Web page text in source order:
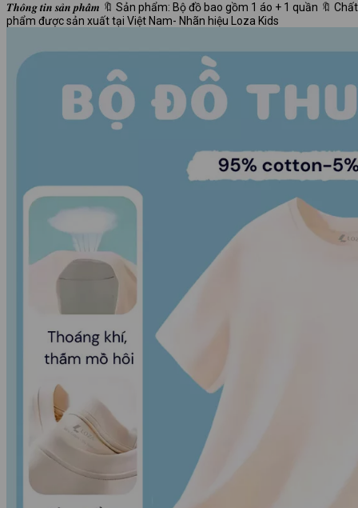
𝑻𝒉𝒐̂𝒏𝒈 𝒕𝒊𝒏 𝒔𝒂̉𝒏 𝒑𝒉𝒂̂̉𝒎 🔖 Sản phẩm: Bộ đồ bao gồm 1 áo + 1 quần 🔖
phẩm được sản xuất tại Việt Nam- Nhãn hiệu Loza Kids